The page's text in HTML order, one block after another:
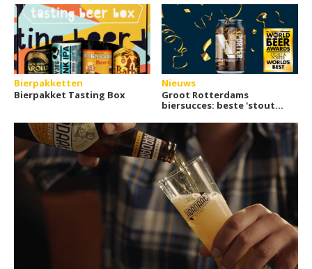
Bierpakketten
Bierpakket Tasting Box
Nieuws
Groot Rotterdams
biersucces: beste 'stout